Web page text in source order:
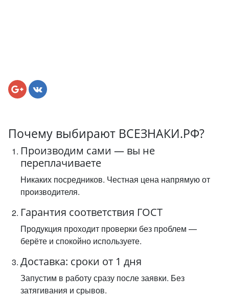
Почему выбирают ВСЕЗНАКИ.РФ?
Производим сами — вы не
переплачиваете
Никаких посредников. Честная цена напрямую от
производителя.
Гарантия соответствия ГОСТ
Продукция проходит проверки без проблем —
берёте и спокойно используете.
Доставка: сроки от 1 дня
Запустим в работу сразу после заявки. Без
затягивания и срывов.